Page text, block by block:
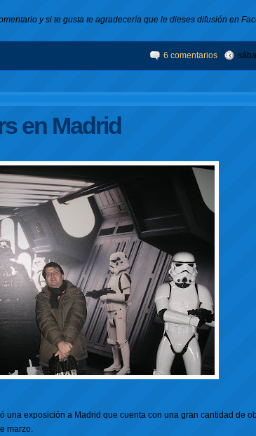
y si te gusta te agradecería que le dieses difusión en
6 comentarios
en Madrid
una exposición a Madrid que cuenta con una gran cantidad de
marzo.